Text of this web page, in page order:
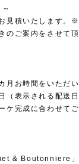
見積いたします。※
のご案内をさせて頂
月お時間をいただ
（表示される配送
ケ完成に合わせて
& Boutonniere」